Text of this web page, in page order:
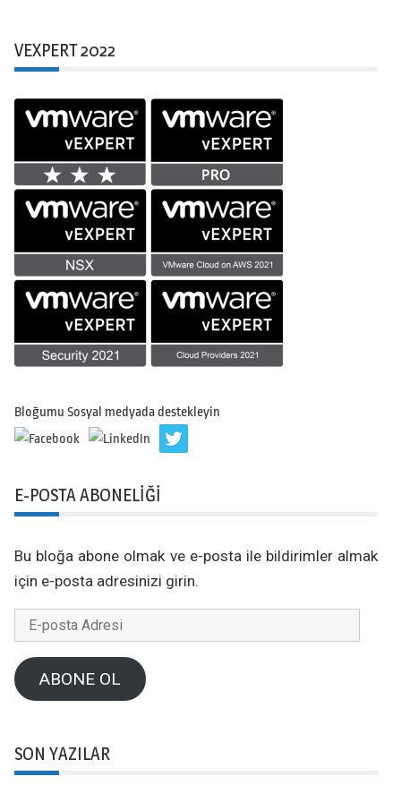
VEXPERT 2022
Bloğumu Sosyal medyada destekleyin
E-POSTA ABONELIĞI
Bu bloğa abone olmak ve e-posta ile bildirimler almak
için e-posta adresinizi girin.
posta
AdresiABONE OL
SON YAZILAR